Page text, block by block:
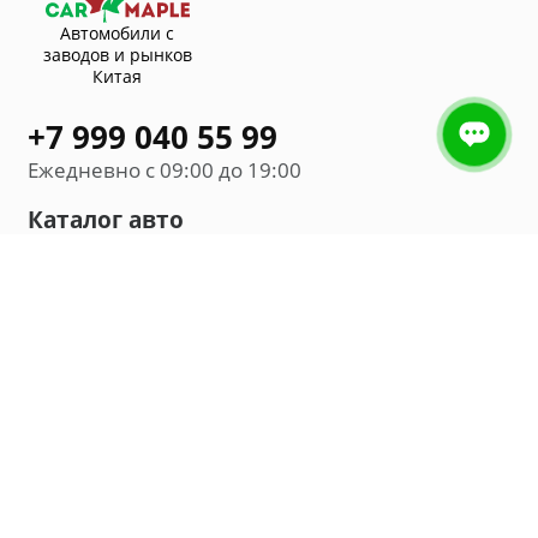
Автомобили с
заводов и рынков
Китая
+7 999 040 55 99
Ежедневно с 09:00 до 19:00
Каталог авто